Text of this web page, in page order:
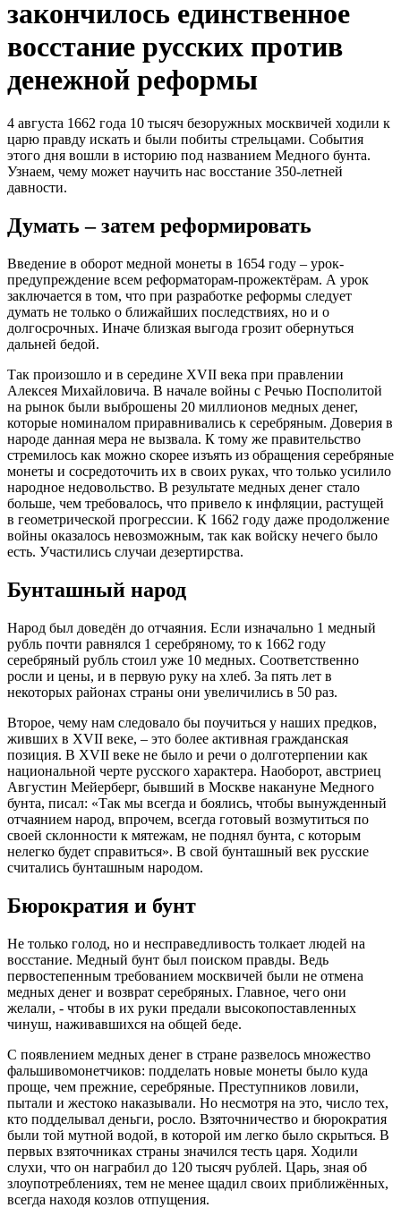
закончилось единственное
восстание русских против
денежной реформы
4 августа 1662 года 10 тысяч безоружных москвичей ходили к
царю правду искать и были побиты стрельцами. События
этого дня вошли в историю под названием Медного бунта.
Узнаем, чему может научить нас восстание 350-летней
давности.
Думать – затем реформировать
Введение в оборот медной монеты в 1654 году – урок-
предупреждение всем реформаторам-прожектёрам. А урок
заключается в том, что при разработке реформы следует
думать не только о ближайших последствиях, но и о
долгосрочных. Иначе близкая выгода грозит обернуться
дальней бедой.
Так произошло и в середине XVII века при правлении
Алексея Михайловича. В начале войны с Речью Посполитой
на рынок были выброшены 20 миллионов медных денег,
которые номиналом приравнивались к серебряным. Доверия в
народе данная мера не вызвала. К тому же правительство
стремилось как можно скорее изъять из обращения серебряные
монеты и сосредоточить их в своих руках, что только усилило
народное недовольство. В результате медных денег стало
больше, чем требовалось, что привело к инфляции, растущей
в геометрической прогрессии. К 1662 году даже продолжение
войны оказалось невозможным, так как войску нечего было
есть. Участились случаи дезертирства.
Бунташный народ
Народ был доведён до отчаяния. Если изначально 1 медный
рубль почти равнялся 1 серебряному, то к 1662 году
серебряный рубль стоил уже 10 медных. Соответственно
росли и цены, и в первую руку на хлеб. За пять лет в
некоторых районах страны они увеличились в 50 раз.
Второе, чему нам следовало бы поучиться у наших предков,
живших в XVII веке, – это более активная гражданская
позиция. В XVII веке не было и речи о долготерпении как
национальной черте русского характера. Наоборот, австриец
Августин Мейерберг, бывший в Москве накануне Медного
бунта, писал: «Так мы всегда и боялись, чтобы вынужденный
отчаянием народ, впрочем, всегда готовый возмутиться по
своей склонности к мятежам, не поднял бунта, с которым
нелегко будет справиться». В свой бунташный век русские
считались бунташным народом.
Бюрократия и бунт
Не только голод, но и несправедливость толкает людей на
восстание. Медный бунт был поиском правды. Ведь
первостепенным требованием москвичей были не отмена
медных денег и возврат серебряных. Главное, чего они
желали, - чтобы в их руки предали высокопоставленных
чинуш, наживавшихся на общей беде.
С появлением медных денег в стране развелось множество
фальшивомонетчиков: подделать новые монеты было куда
проще, чем прежние, серебряные. Преступников ловили,
пытали и жестоко наказывали. Но несмотря на это, число тех,
кто подделывал деньги, росло. Взяточничество и бюрократия
были той мутной водой, в которой им легко было скрыться. В
первых взяточниках страны значился тесть царя. Ходили
слухи, что он награбил до 120 тысяч рублей. Царь, зная об
злоупотреблениях, тем не менее щадил своих приближённых,
всегда находя козлов отпущения.